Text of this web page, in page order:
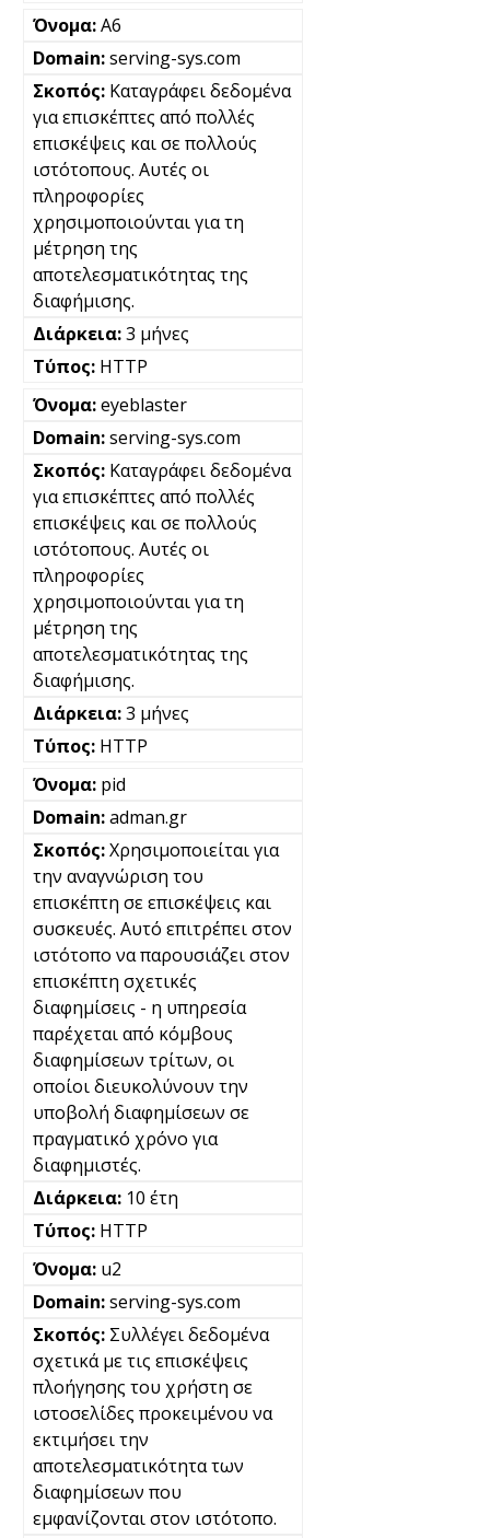
A6
serving-sys.com
Καταγράφει δεδομένα
για επισκέπτες από πολλές
επισκέψεις και σε πολλούς
ιστότοπους. Αυτές οι
πληροφορίες
χρησιμοποιούνται για τη
μέτρηση της
αποτελεσματικότητας της
διαφήμισης.
3 μήνες
HTTP
eyeblaster
serving-sys.com
Καταγράφει δεδομένα
για επισκέπτες από πολλές
επισκέψεις και σε πολλούς
ιστότοπους. Αυτές οι
πληροφορίες
χρησιμοποιούνται για τη
μέτρηση της
αποτελεσματικότητας της
διαφήμισης.
3 μήνες
HTTP
pid
adman.gr
Χρησιμοποιείται για
την αναγνώριση του
επισκέπτη σε επισκέψεις και
συσκευές. Αυτό επιτρέπει στον
ιστότοπο να παρουσιάζει στον
επισκέπτη σχετικές
διαφημίσεις - η υπηρεσία
παρέχεται από κόμβους
διαφημίσεων τρίτων, οι
οποίοι διευκολύνουν την
υποβολή διαφημίσεων σε
πραγματικό χρόνο για
διαφημιστές.
10 έτη
HTTP
u2
serving-sys.com
Συλλέγει δεδομένα
σχετικά με τις επισκέψεις
πλοήγησης του χρήστη σε
ιστοσελίδες προκειμένου να
εκτιμήσει την
αποτελεσματικότητα των
διαφημίσεων που
εμφανίζονται στον ιστότοπο.